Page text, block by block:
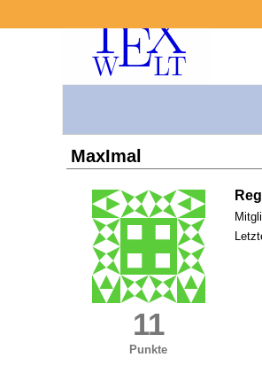
MaxImal
11
Punkte